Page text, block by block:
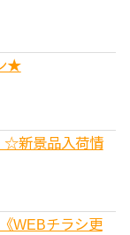
★
☆新景品入荷情
WEBチラシ更